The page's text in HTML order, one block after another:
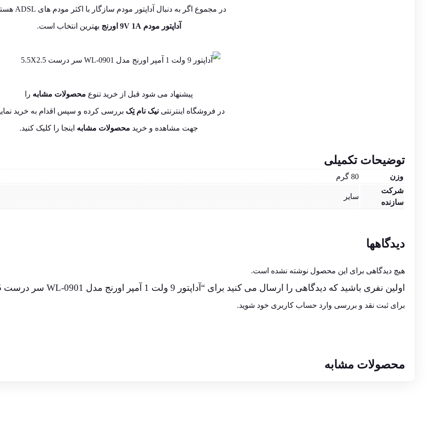
در مجموع اگر به دنبال آداپتور مودم سازگار با اکثر مودم های ADSL هستید،
آداپتور مودم 9V 1A اورنج بهترین انتخاب است.
پیشنهاد می شود قبل از خرید تنوع محصولات مشابه را
در فروشگاه اینترنتی نیک نام تِک بررسی کرده و سپس اقدام به خرید
جهت مشاهده و خرید محصولات مشابه اینجا را کلیک کنید.
توضیحات تکمیلی
وزن
80 گرم
شرکت
سازنده
سایر
دیدگاهها
هیچ دیدگاهی برای این محصول نوشته نشده است.
اولین نفری باشید که دیدگاهی را ارسال می کنید برای “آداپتور 9 ولت 1 آمپر اورنج مدل WL-0901 سر درست 5.5X2.5”
برای ثبت نقد و بررسی وارد حساب کاربری خود شوید.
محصولات مشابه